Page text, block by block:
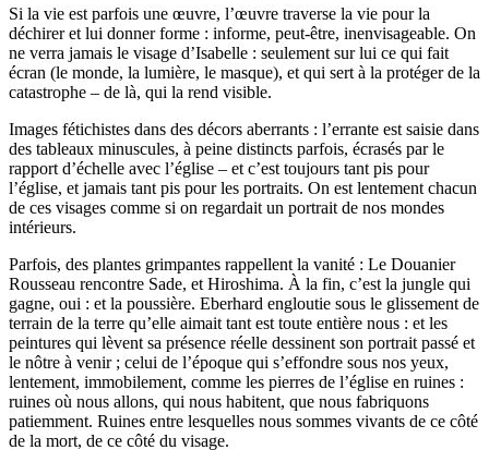
Si la vie est parfois une œuvre, l’œuvre traverse la vie pour la
déchirer et lui donner forme : informe, peut-être, inenvisageable. On
ne verra jamais le visage d’Isabelle : seulement sur lui ce qui fait
écran (le monde, la lumière, le masque), et qui sert à la protéger de la
catastrophe – de là, qui la rend visible.
Images fétichistes dans des décors aberrants : l’errante est saisie dans
des tableaux minuscules, à peine distincts parfois, écrasés par le
rapport d’échelle avec l’église – et c’est toujours tant pis pour
l’église, et jamais tant pis pour les portraits. On est lentement chacun
de ces visages comme si on regardait un portrait de nos mondes
intérieurs.
Parfois, des plantes grimpantes rappellent la vanité : Le Douanier
Rousseau rencontre Sade, et Hiroshima. À la fin, c’est la jungle qui
gagne, oui : et la poussière. Eberhard engloutie sous le glissement de
terrain de la terre qu’elle aimait tant est toute entière nous : et les
peintures qui lèvent sa présence réelle dessinent son portrait passé et
le nôtre à venir ; celui de l’époque qui s’effondre sous nos yeux,
lentement, immobilement, comme les pierres de l’église en ruines :
ruines où nous allons, qui nous habitent, que nous fabriquons
patiemment. Ruines entre lesquelles nous sommes vivants de ce côté
de la mort, de ce côté du visage.